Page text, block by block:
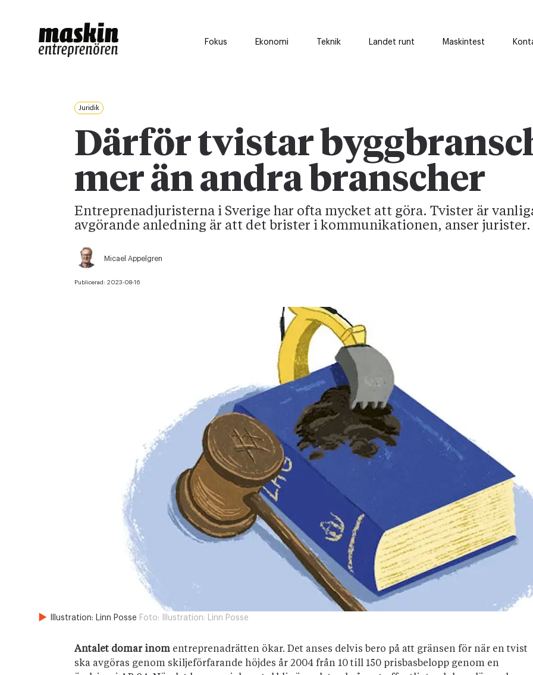
Fokus Ekonomi Teknik Landet runt Maskintest
Juridik
Därför tvistar
mer än andra branscher
Entreprenadjuristerna i Sverige har ofta mycket att göra. Tvister är
avgörande anledning är att det brister i kommunikationen, anser jurister.
Micael Appelgren
Publicerad: 2023-08-16
Illustration: Linn Posse Foto: Illustration: Linn Posse
Antalet domar inom entreprenadrätten ökar. Det anses delvis bero på att gränsen för när en tvist
ska avgöras genom skiljeförfarande höjdes år 2004 från 10 till 150 prisbasbelopp genom en